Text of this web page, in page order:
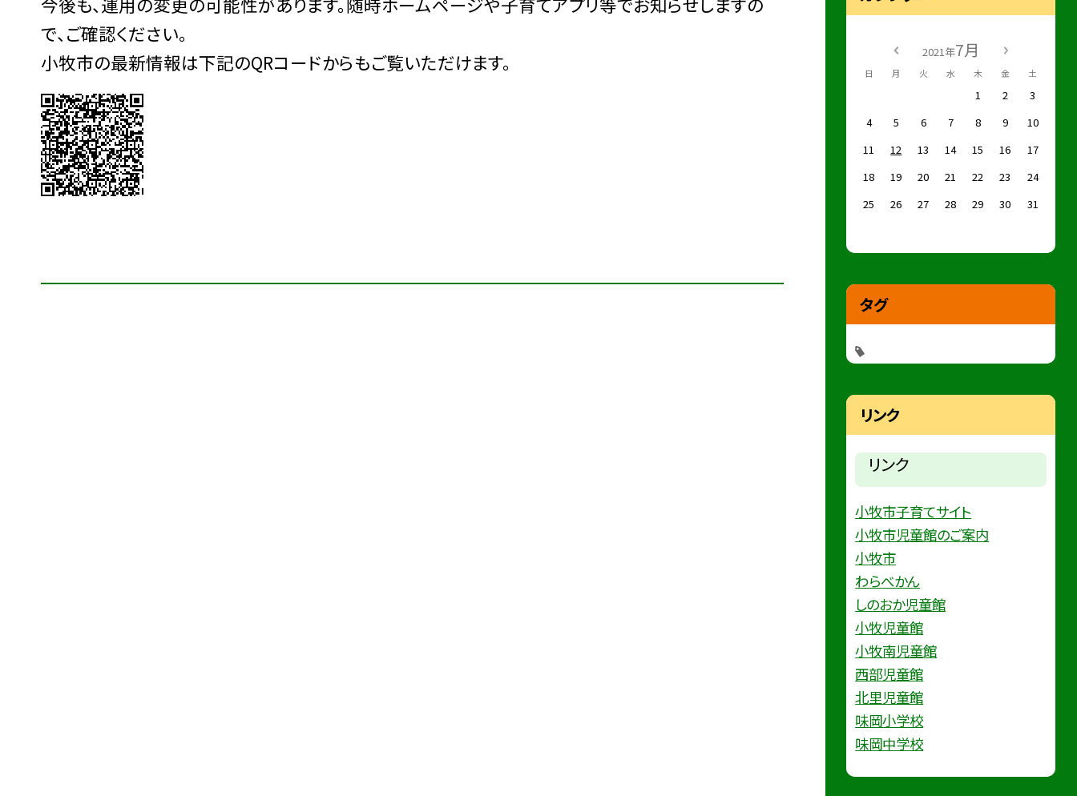
で、ご確認ください。
小牧市の最新情報は下記のQRコードからもご覧いただけます。
2021年7月
日 月 火 水 木 金 土
1 2
3
4
5 6 7 8 9
10
11
12 13 14 15 16
17
18
19 20 21 22 23
24
25
26 27 28 29 30 31
タグ
リンク
リンク
小牧市子育てサイト
小牧市児童館のご案内
小牧市
わらべかん
しのおか児童館
小牧児童館
小牧南児童館
西部児童館
北里児童館
味岡小学校
味岡中学校